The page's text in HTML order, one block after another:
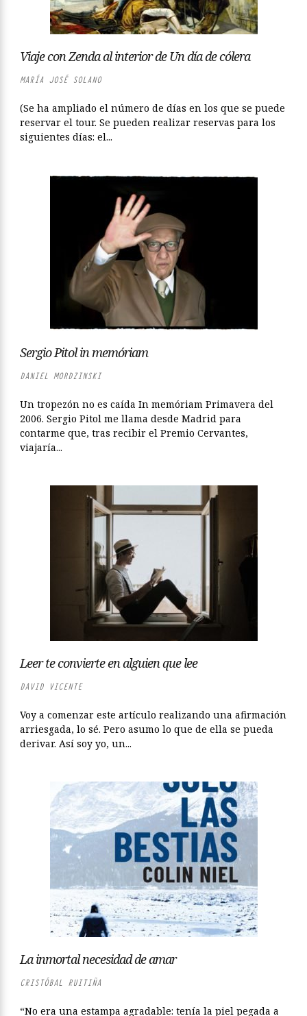
Viaje con Zenda al interior de Un día de cólera
MARÍA JOSÉ SOLANO
(Se ha ampliado el número de días en los que se puede
reservar el tour. Se pueden realizar reservas para los
siguientes días: el...
Sergio Pitol in memóriam
DANIEL MORDZINSKI
Un tropezón no es caída In memóriam Primavera del
2006. Sergio Pitol me llama desde Madrid para
contarme que, tras recibir el Premio Cervantes,
viajaría...
Leer te convierte en alguien que lee
DAVID VICENTE
Voy a comenzar este artículo realizando una afirmación
arriesgada, lo sé. Pero asumo lo que de ella se pueda
derivar. Así soy yo, un...
La inmortal necesidad de amar
CRISTÓBAL RUITIÑA
“No era una estampa agradable: tenía la piel pegada a